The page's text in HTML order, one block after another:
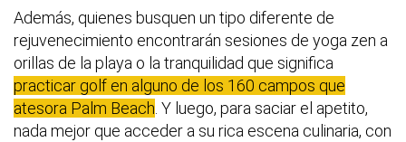
Además, quienes busquen un tipo diferente de
rejuvenecimiento encontrarán sesiones de yoga zen a
orillas de la playa o la tranquilidad que significa
practicar golf en alguno de los 160 campos que
atesora Palm Beach . Y luego, para saciar el apetito,
nada mejor que acceder a su rica escena culinaria, con